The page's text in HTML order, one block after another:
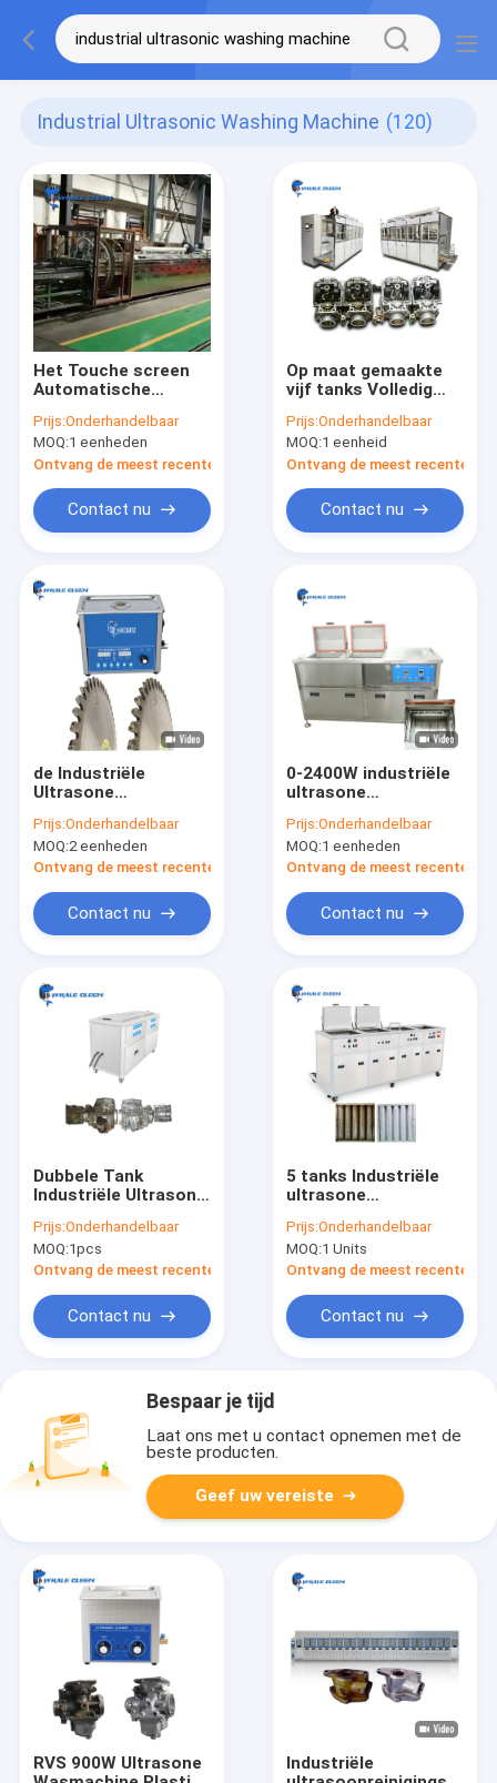
Industrial Ultrasonic Washing Machine (120)
Het Touche screen
Automatische
kruippakjesus304
Industriële Ultrasone
Wasmachine
Prijs:Onderhandelbaar
MOQ:1 eenheden
Ontvang de meest recente Prijs
Contact nu
Op maat gemaakte
vijf tanks Volledig
industriële ultrasone
reinigingsmachine
20-95C verstelbare
verwarming voor
hardware
accessoires
Prijs:Onderhandelbaar
MOQ:1 eenheid
Ontvang de meest recente
Contact nu
de Industriële
Ultrasone
Machine van 15L
300W voor
Fietsketting het
Prijs:Onderhandelbaar
MOQ:2 eenheden
Ontvang de meest recente Prijs
Contact nu
0-2400W industriële
ultrasone
175L 28Khz / 40 Khz
twee tanksreiniger
Prijs:Onderhandelbaar
MOQ:1 eenheden
Ontvang de meest recente
Contact nu
Dubbele Tank
Industriële Ultrasone
Metaaldelen het
Schoonmaken
Prijs:Onderhandelbaar
MOQ:1pcs
Ontvang de meest recente Prijs
Contact nu
5 tanks Industriële
ultrasone
aanpasbaar voor
zware reiniging
Prijs:Onderhandelbaar
MOQ:1 Units
Ontvang de meest recente
Contact nu
Bespaar je tijd
Laat ons met u contact opnemen met de
beste producten.
Geef uw vereiste
RVS 900W Ultrasone
Industriële